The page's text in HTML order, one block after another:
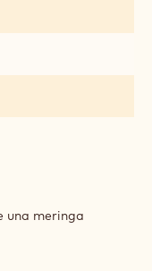
una meringa